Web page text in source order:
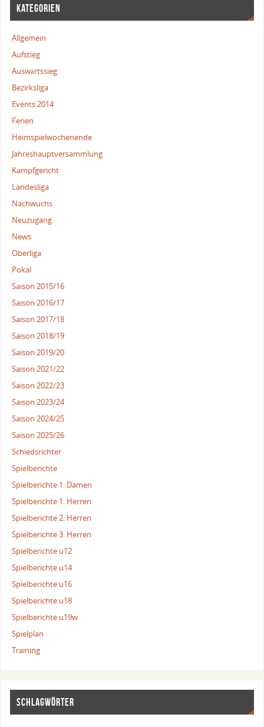
KATEGORIEN
Allgemein
Aufstieg
Auswärtssieg
Bezirksliga
Events 2014
Ferien
Heimspielwochenende
Jahreshauptversammlung
Kampfgericht
Landesliga
Nachwuchs
Neuzugang
News
Oberliga
Pokal
Saison 2015/16
Saison 2016/17
Saison 2017/18
Saison 2018/19
Saison 2019/20
Saison 2021/22
Saison 2022/23
Saison 2023/24
Saison 2024/25
Saison 2025/26
Schiedsrichter
Spielberichte
Spielberichte 1. Damen
Spielberichte 1. Herren
Spielberichte 2. Herren
Spielberichte 3. Herren
Spielberichte u12
Spielberichte u14
Spielberichte u16
Spielberichte u18
Spielberichte u19w
Spielplan
Training
SCHLAGWÖRTER